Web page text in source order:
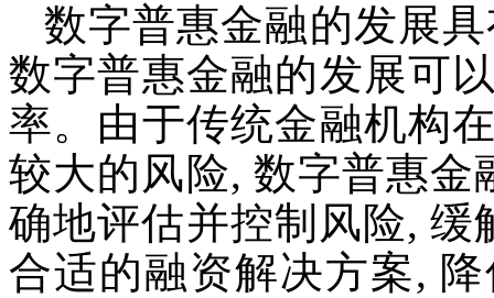
数字普惠金融的发展
数字普惠金融的发展可
率。由于传统金融机构
较大的风险, 数字普惠
确地评估并控制风险,
合适的融资解决方案,